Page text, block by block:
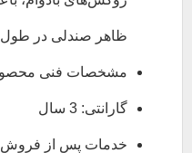
ظاهر صندلی در
مشخصات فنی
گارانتی: 3 سال
خدمات پس از فروش: 10 سال